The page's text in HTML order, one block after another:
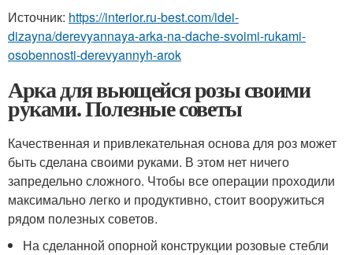
Источник: https://interior.ru-best.com/idei-
dizayna/derevyannaya-arka-na-dache-svoimi-rukami-
osobennosti-derevyannyh-arok
Арка для вьющейся розы своими
руками. Полезные советы
Качественная и привлекательная основа для роз может
быть сделана своими руками. В этом нет ничего
запредельно сложного. Чтобы все операции проходили
максимально легко и продуктивно, стоит вооружиться
рядом полезных советов.
На сделанной опорной конструкции розовые стебли